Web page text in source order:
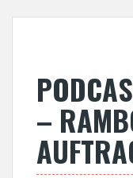
–